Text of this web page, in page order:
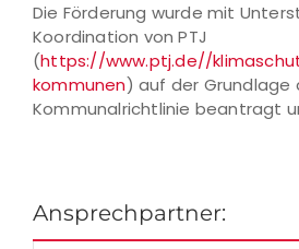
Die Förderung wurde mit
Koordination von PTJ
(https://www.ptj.de//
kommunen) auf der Grundlage
Kommunalrichtlinie beantragt
Ansprechpartner: